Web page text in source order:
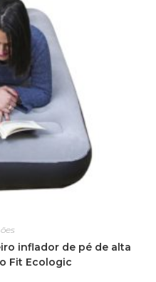
inflador de pé de alta
Fit Ecologic